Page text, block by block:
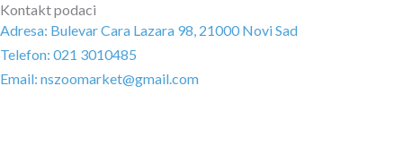
Kontakt podaci
Adresa: Bulevar Cara Lazara 98, 21000 Novi Sad
Telefon: 021 3010485
Email: nszoomarket@gmail.com